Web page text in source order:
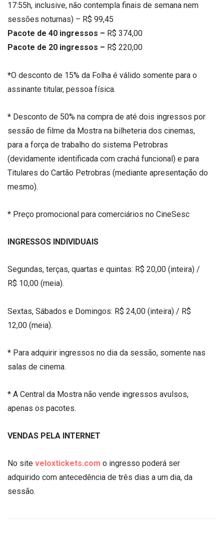
17:55h, inclusive, não contempla finais de semana nem
sessões noturnas) – R$ 99,45
Pacote de 40 ingressos – R$ 374,00
Pacote de 20 ingressos – R$ 220,00
*O desconto de 15% da Folha é válido somente para o
assinante titular, pessoa física.
* Desconto de 50% na compra de até dois ingressos por
sessão de filme da Mostra na bilheteria dos cinemas,
para a força de trabalho do sistema Petrobras
(devidamente identificada com crachá funcional) e para
Titulares do Cartão Petrobras (mediante apresentação do
mesmo).
* Preço promocional para comerciários no CineSesc
INGRESSOS INDIVIDUAIS
Segundas, terças, quartas e quintas: R$ 20,00 (inteira) /
R$ 10,00 (meia).
Sextas, Sábados e Domingos: R$ 24,00 (inteira) / R$
12,00 (meia).
* Para adquirir ingressos no dia da sessão, somente nas
salas de cinema.
* A Central da Mostra não vende ingressos avulsos,
apenas os pacotes.
VENDAS PELA INTERNET
No site veloxtickets.com o ingresso poderá ser
adquirido com antecedência de três dias a um dia, da
sessão.